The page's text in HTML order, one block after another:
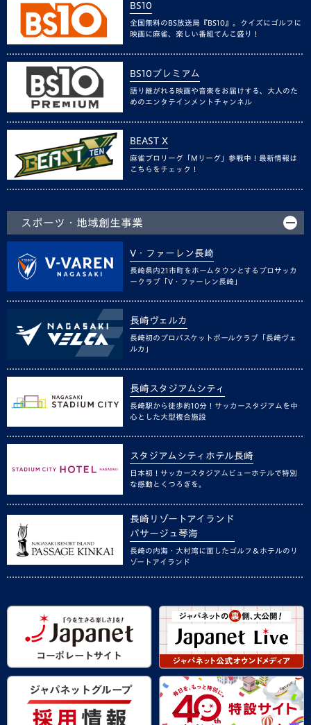
BS10
全国無料のBS放送局『BS10』。クイズにゴルフに
映画に麻雀、楽しい番組てんこ盛り！
BS10プレミアム
語り継がれる映画や音楽をお届けする、大人のた
めのエンタテインメントチャンネル
BEAST X
麻雀プロリーグ「Mリーグ」参戦中！最新情報は
こちらをチェック！
スポーツ・地域創生事業
V・ファーレン長崎
長崎県内21市町をホームタウンとするプロサッカ
ークラブ「V・ファーレン長崎」
長崎ヴェルカ
長崎初のプロバスケットボールクラブ「長崎ヴェ
ルカ」
長崎スタジアムシティ
長崎駅から徒歩約10分！サッカースタジアムを中
心とした大型複合施設
スタジアムシティホテル長崎
日本初！サッカースタジアムビューホテルで特別
な感動とくつろぎを。
長崎リゾートアイランド
パサージュ琴海
長崎の内海・大村湾に面したゴルフ＆ホテルのリ
ゾートアイランド